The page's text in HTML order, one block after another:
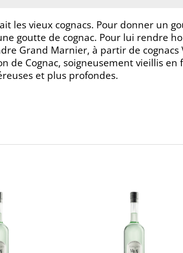
les vieux cognacs. Pour donner un
goutte de cognac. Pour lui rendre
Grand Marnier, à partir de
de Cognac, soigneusement vieillis
et plus profondes.